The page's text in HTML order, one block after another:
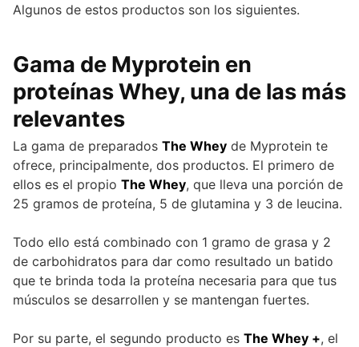
Algunos de estos productos son los siguientes.
Gama de Myprotein en
proteínas Whey, una de las más
relevantes
La gama de preparados The Whey de Myprotein te
ofrece, principalmente, dos productos. El primero de
ellos es el propio The Whey, que lleva una porción de
25 gramos de proteína, 5 de glutamina y 3 de leucina.
Todo ello está combinado con 1 gramo de grasa y 2
de carbohidratos para dar como resultado un batido
que te brinda toda la proteína necesaria para que tus
músculos se desarrollen y se mantengan fuertes.
Por su parte, el segundo producto es The Whey +, el